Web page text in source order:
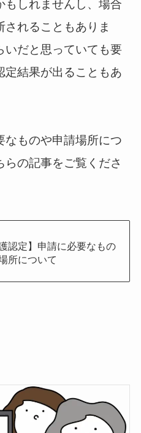
もしれませんし、場合
れることもありま
いだと思っていても要
定結果が出ることもあ
なものや申請場所につ
の記事をご覧くださ
護認定】申請に必要なもの
所について